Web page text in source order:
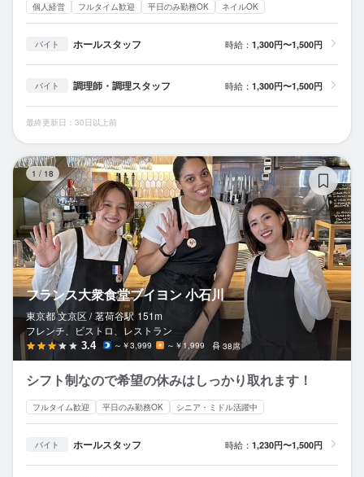
個人経営 フルタイム歓迎 平日のみ勤務OK ネイルOK
バイト ホールスタッフ 時給： 1,300円〜1,500円
バイト 調理師・調理スタッフ 時給： 1,300円〜1,500円
最終更新日：30日以上前
1 / 18
フランス大衆食堂ブイヨン 小石川
東京都 文京区 / 茗荷谷駅 151m
フレンチ、ビストロ、レストラン
3.4 ～￥3,999 ～￥1,999 38席
シフト制なので希望の休みはしっかり取れます！
フルタイム歓迎 平日のみ勤務OK シニア・ミドル活躍中
バイト ホールスタッフ 時給： 1,230円〜1,500円